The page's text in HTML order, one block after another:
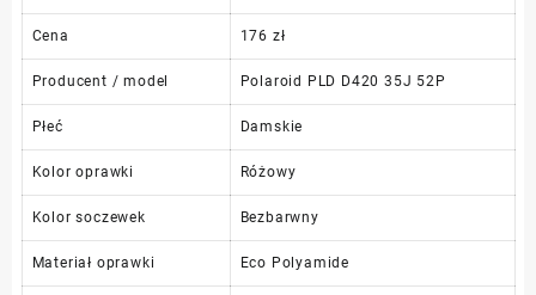
Cena 176 zł
Producent / model Polaroid PLD D420 35J 52P
Płeć Damskie
Kolor oprawki Różowy
Kolor soczewek Bezbarwny
Materiał oprawki Eco Polyamide